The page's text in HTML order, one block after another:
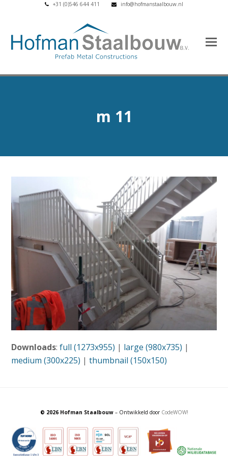
+31 (0)546 644 411 info@hofmanstaalbouw.nl
m 11
Downloads:full (1273x955) | large (980x735) |
medium (300x225) |thumbnail (150x150)
© 2026 Hofman Staalbouw– Ontwikkeld door CodeWOW!